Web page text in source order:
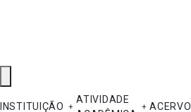
INSTITUIÇÃO
ATIVIDADE
ACERVO